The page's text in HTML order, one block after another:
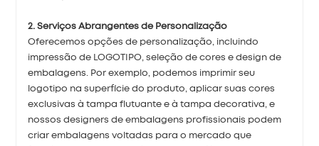
2. Serviços Abrangentes de Personalização
Oferecemos opções de personalização, incluindo
impressão de LOGOTIPO, seleção de cores e design de
embalagens. Por exemplo, podemos imprimir seu
logotipo na superfície do produto, aplicar suas cores
exclusivas à tampa flutuante e à tampa decorativa, e
nossos designers de embalagens profissionais podem
criar embalagens voltadas para o mercado que